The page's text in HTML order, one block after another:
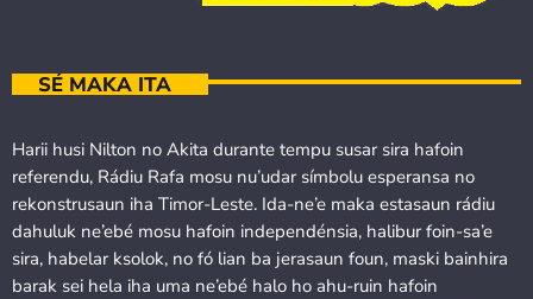
SÉ MAKA ITA
Harii husi Nilton no Akita durante tempu susar sira hafoin
referendu, Rádiu Rafa mosu nu’udar símbolu esperansa no
rekonstrusaun iha Timor-Leste. Ida-ne’e maka estasaun rádiu
dahuluk ne’ebé mosu hafoin independénsia, halibur foin-sa’e
sira, habelar ksolok, no fó lian ba jerasaun foun, maski bainhira
barak sei hela iha uma ne’ebé halo ho ahu-ruin hafoin